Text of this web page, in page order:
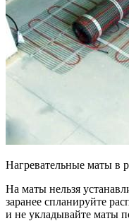
Нагревательные маты в
На маты нельзя
заранее спланируйте
и не укладывайте маты